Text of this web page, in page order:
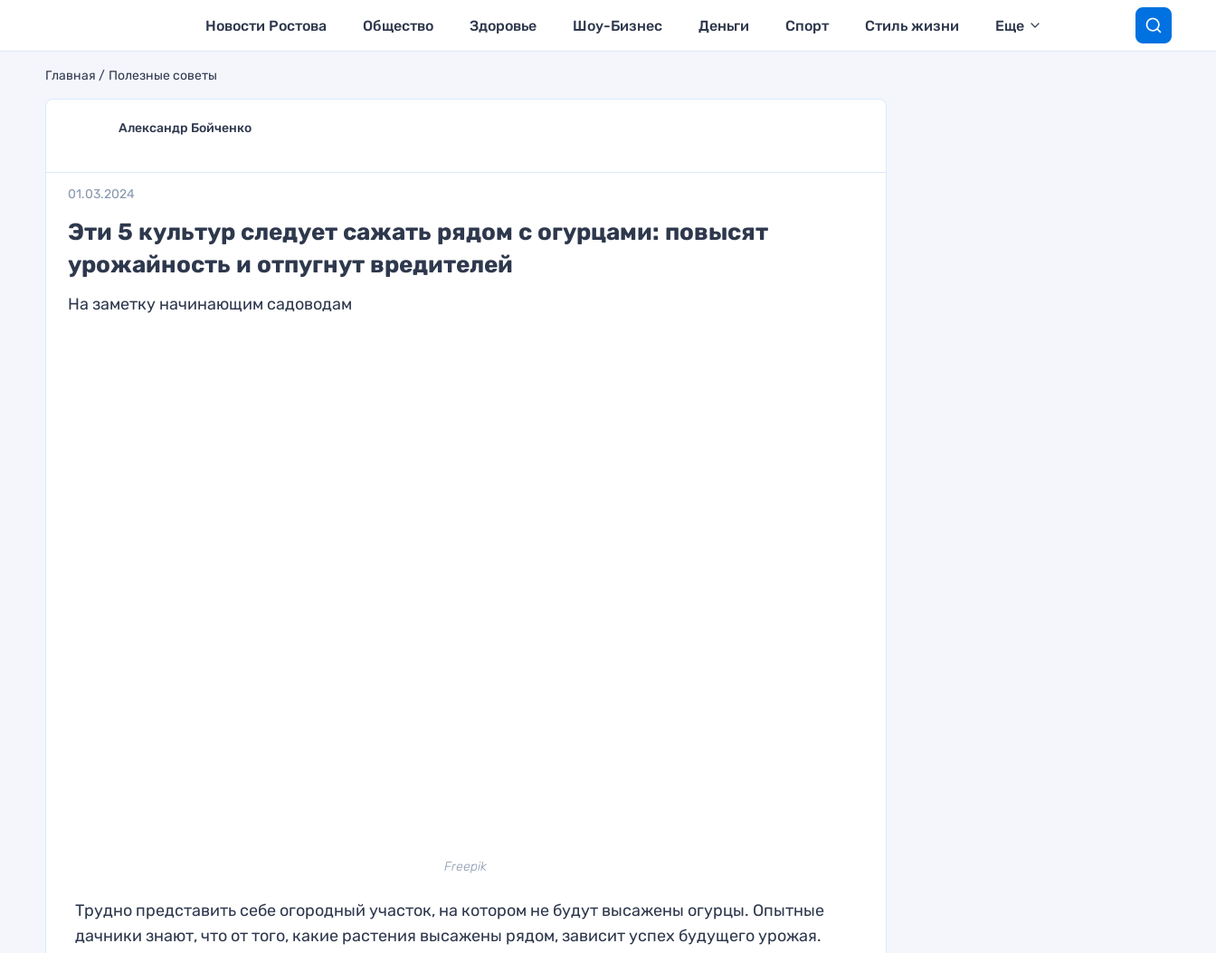
Новости Ростова Общество Здоровье Шоу-Бизнес Деньги Спорт Стиль жизни Еще
Главная Полезные советы
Александр Бойченко
01.03.2024
Эти 5 культур следует сажать рядом с огурцами: повысят
урожайность и отпугнут вредителей
На заметку начинающим садоводам
Freepik
Трудно представить себе огородный участок, на котором не будут высажены огурцы. Опытные
дачники знают, что от того, какие растения высажены рядом, зависит успех будущего урожая.